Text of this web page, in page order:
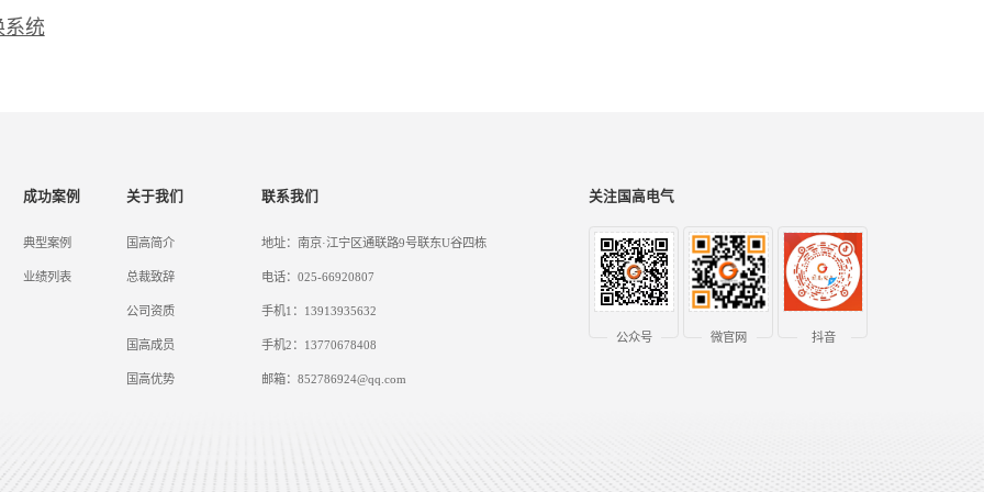
系统
成功案例
典型案例
业绩列表
关于我们
国高简介
总裁致辞
公司资质
国高成员
国高优势
联系我们
地址：南京·江宁区通联路9号联东U谷四栋
电话：025-66920807
手机1：13913935632
手机2：13770678408
邮箱：852786924@qq.com
关注国高电气
公众号 微官网 抖音